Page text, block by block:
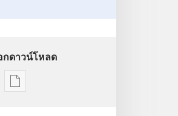
กดาวน์โหลด
ตัว